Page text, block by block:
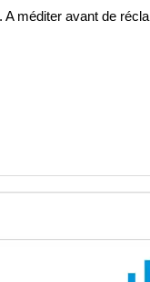
méditer avant de